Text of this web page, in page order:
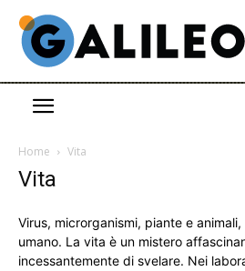
Home Vita
Vita
Virus, microrganismi, piante e animali,
umano. La vita è un mistero
incessantemente di svelare. Nei